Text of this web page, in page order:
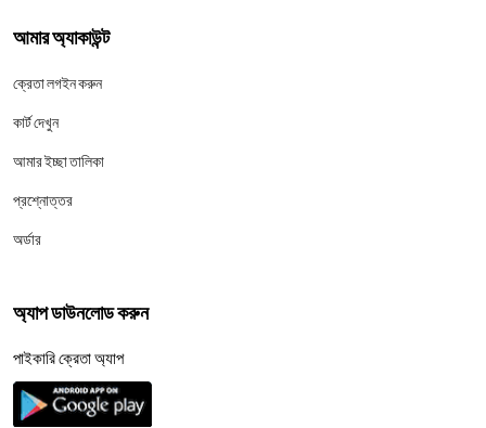
আমার অ্যাকাউন্ট
ক্রেতা লগইন করুন
কার্ট দেখুন
আমার ইচ্ছা তালিকা
প্রশ্নোত্তর
অর্ডার
অ্যাপ ডাউনলোড করুন
পাইকারি ক্রেতা অ্যাপ